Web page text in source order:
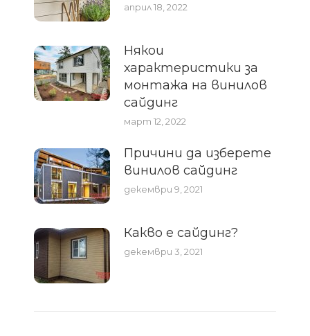
април 18, 2022
Някои
характеристики за
монтажа на винилов
сайдинг
март 12, 2022
Причини да изберете
винилов сайдинг
декември 9, 2021
Какво е сайдинг?
декември 3, 2021